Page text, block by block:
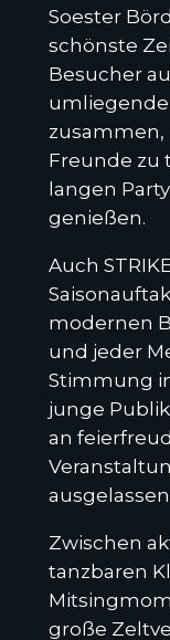
Soester
schönste
Besucher
zusammen,
Freunde zu
langen
genießen.
Auch
modernen
und jeder
Stimmung
junge
an
Zwischen
tanzbaren
große